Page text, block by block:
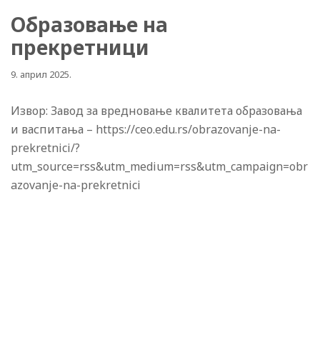
Образовање на
прекретници
9. април 2025.
Извор: Завод за вредновање квалитета образовања
и васпитања – https://ceo.edu.rs/obrazovanje-na-
prekretnici/?
utm_source=rss&utm_medium=rss&utm_campaign=obr
azovanje-na-prekretnici